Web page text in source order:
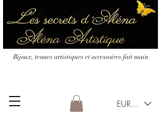
EUR (€)
Bijoux, tenues artistiques et accessoires fait main